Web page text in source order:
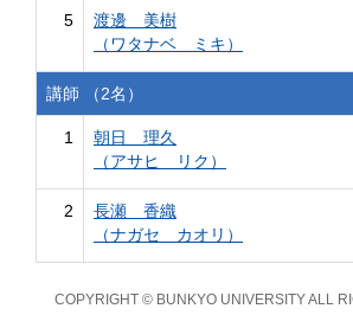
5
渡邊 美樹
（ワタナベ ミキ）
講師 （2名）
1
朝日 理久
（アサヒ リク）
2
長瀬 香織
（ナガセ カオリ）
COPYRIGHT © BUNKYO UNIVERSITY ALL